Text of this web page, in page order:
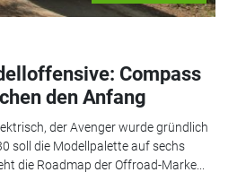
Compass
den Anfang
der Avenger wurde gründlich
soll die Modellpalette auf sechs
die Roadmap der Offroad-Marke...